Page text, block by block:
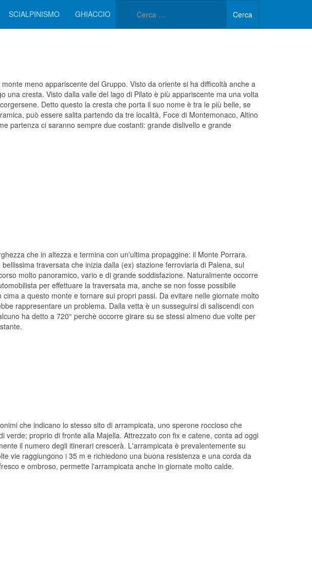
Cerca
SCIALPINISMO GHIACCIO
meno appariscente del Gruppo. Visto da oriente si ha difficoltà anche a
una cresta. Visto dalla valle del lago di Pilato è più appariscente ma una volta
Detto questo la cresta che porta il suo nome è tra le più belle, se
può essere salita partendo da tre località, Foce di Montemonaco, Altino
partenza ci saranno sempre due costanti: grande dislivello e grande
che in altezza e termina con un'ultima propaggine: il Monte Porrara.
traversata che inizia dalla (ex) stazione ferroviaria di Palena, sul
molto panoramico, vario e di grande soddisfazione. Naturalmente occorre
per effettuare la traversata ma, anche se non fosse possibile
a questo monte e tornare sui propri passi. Da evitare nelle giornate molto
rappresentare un problema. Dalla vetta è un susseguirsi di saliscendi con
ha detto a 720° perchè occorre girare su se stessi almeno due volte per
che indicano lo stesso sito di arrampicata, uno sperone roccioso che
verde; proprio di fronte alla Majella. Attrezzato con fix e catene, conta ad oggi
il numero degli itinerari crescerà. L'arrampicata è prevalentemente su
vie raggiungono i 35 m e richiedono una buona resistenza e una corda da
e ombroso, permette l'arrampicata anche in giornate molto calde.